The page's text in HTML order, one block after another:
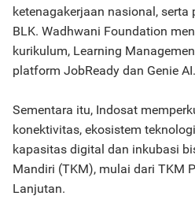
ketenagakerjaan nasional,
BLK. Wadhwani Foundation
kurikulum, Learning
platform JobReady dan Genie AI.
Sementara itu, Indosat
konektivitas, ekosistem
kapasitas digital dan inkubasi
Mandiri (TKM), mulai dari TKM
Lanjutan.